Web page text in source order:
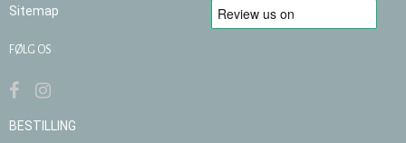
Sitemap
FØLG OS
BESTILLING